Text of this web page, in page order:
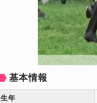
基本情報
生年